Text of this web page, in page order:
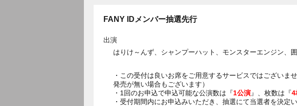
FANY IDメンバー抽選先行
出演
はりけ～んず、シャンプーハット、モンスターエンジン、
・この受付は良いお席をご用意するサービスではござい
発売が無い場合もございます）
・1回のお申込で申込可能な公演数は『1公演』、枚数は『4
・受付期間内にお申込みいただき、抽選にて当選者を決定い